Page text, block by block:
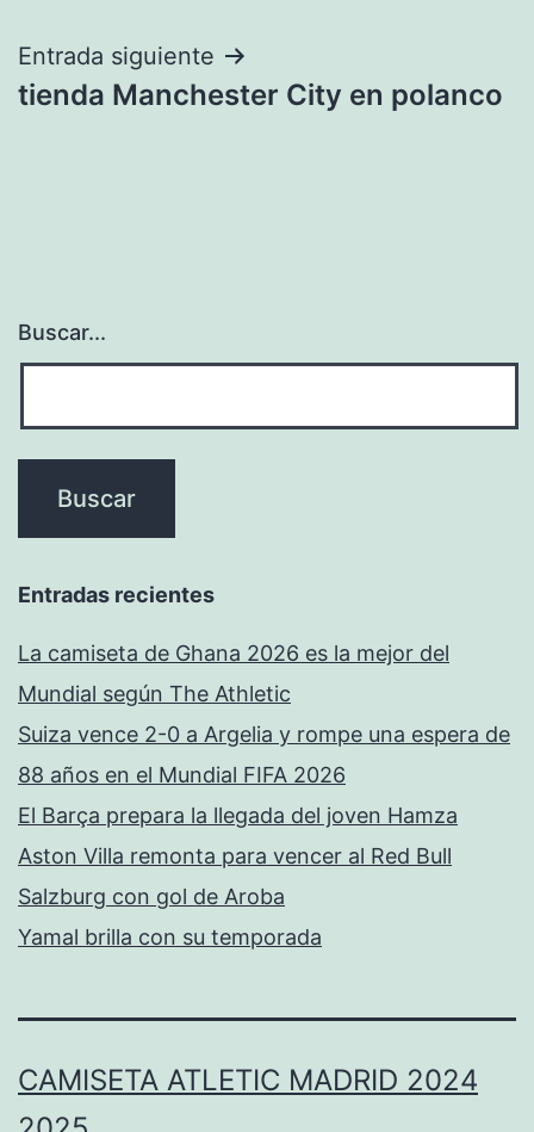
Entrada siguiente
tienda Manchester City en polanco
Buscar...
Entradas recientes
La camiseta de Ghana 2026 es la mejor del
Mundial según The Athletic
Suiza vence 2-0 a Argelia y rompe una espera de
88 años en el Mundial FIFA 2026
El Barça prepara la llegada del joven Hamza
Aston Villa remonta para vencer al Red Bull
Salzburg con gol de Aroba
Yamal brilla con su temporada
CAMISETA ATLETIC MADRID 2024